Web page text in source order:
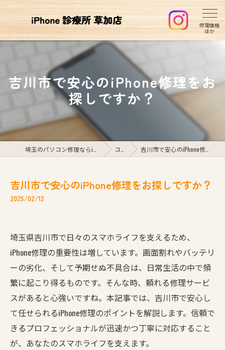
吉川市で安心のiPhone修理をお
探しですか？
コラム 吉川市で安心のiPhone修理をお探しですか？
吉川市で安心のiPhone修理をお探しですか？
2025/02/13
埼玉県吉川市で日々のスマホライフを支えるため、
iPhone修理の重要性は増しています。画面割れやバッテリ
ーの劣化、そして予期せぬ不具合は、日常生活の中で頻
繁に起こり得るものです。そんな時、頼れる修理サービ
スがあると心強いですね。本記事では、吉川市で安心し
て任せられるiPhone修理のポイントを解説します。信頼で
きるプロフェッショナルが迅速かつ丁寧に対応すること
が、あなたのスマホライフを支えます。